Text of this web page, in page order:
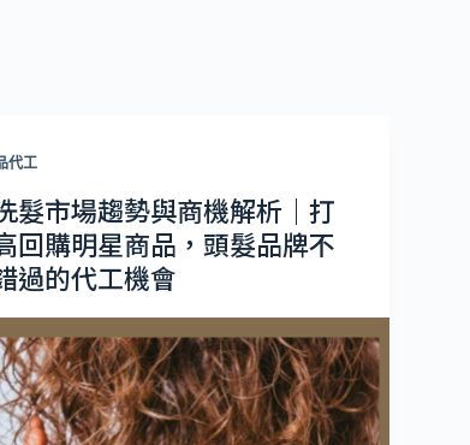
代工
髮市場趨勢與商機解析｜打
回購明星商品，頭髮品牌不
過的代工機會